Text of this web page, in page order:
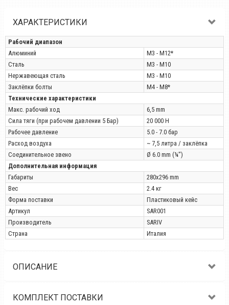
ХАРАКТЕРИСТИКИ
Рабочий диапазон
Алюминий
М3 - М12*
Сталь
M3 - M10
Нержавеющая сталь
M3 - M10
Заклёпки болты
M4 - M8*
Технические характеристики
Макс. рабочий ход
6,5 mm
Сила тяги (при рабочем давлении 5 Бар)
20 000 Н
Рабочее давление
5.0 - 7.0 бар
Расход воздуха
~ 7,5 литра / заклёпка
Соединительное звено
Ø 6.0 mm (¼”)
Дополнительная информация
Габариты
280x296 mm
Вес
2.4 кг
Форма поставки
Пластиковый кейс
Артикул
SAR001
Производитель
SARIV
Страна
Италия
ОПИСАНИЕ
КОМПЛЕКТ ПОСТАВКИ